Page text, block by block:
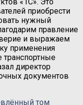
приобрести
нужный
правление
и выражаем
применения
транспортные
директор
документов
том